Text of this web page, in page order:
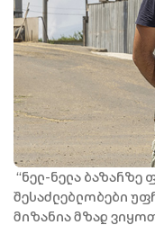
“ნელ-ნელა ბაზარზე
შესაძლებლობები
მიზანია მზად